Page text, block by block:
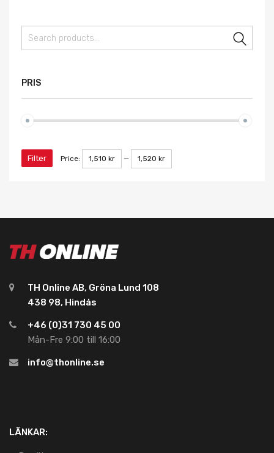
PRIS
Filter Price: 1,510 kr — 1,520 kr
TH Online AB, Gröna Lund 108
438 98, Hindås
+46 (0)31 730 45 00
Mån-Fre 9:00 till 16:00
info@thonline.se
LÄNKAR: